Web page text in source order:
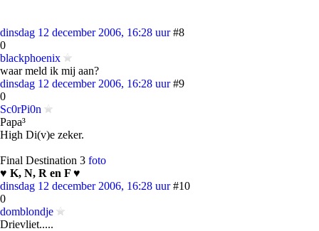
dinsdag 12 december 2006, 16:28 uur #8
0
blackphoenix
waar meld ik mij aan?
dinsdag 12 december 2006, 16:28 uur #9
0
Sc0rPi0n
Papa³
High Di(v)e zeker.
Final Destination 3 foto
♥ K, N, R en F ♥
dinsdag 12 december 2006, 16:28 uur #10
0
domblondje
Drievliet.....